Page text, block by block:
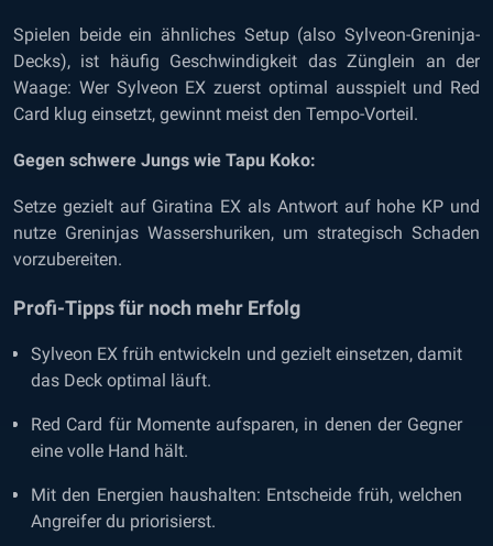
Spielen beide ein ähnliches Setup (also Sylveon-Greninja-
Decks), ist häufig Geschwindigkeit das Zünglein an der
Waage: Wer Sylveon EX zuerst optimal ausspielt und Red
Card klug einsetzt, gewinnt meist den Tempo-Vorteil.
Gegen schwere Jungs wie Tapu Koko:
Setze gezielt auf Giratina EX als Antwort auf hohe KP und
nutze Greninjas Wassershuriken, um strategisch Schaden
vorzubereiten.
Profi-Tipps für noch mehr Erfolg
Sylveon EX früh entwickeln und gezielt einsetzen, damit
das Deck optimal läuft.
Red Card für Momente aufsparen, in denen der Gegner
eine volle Hand hält.
Mit den Energien haushalten: Entscheide früh, welchen
Angreifer du priorisierst.